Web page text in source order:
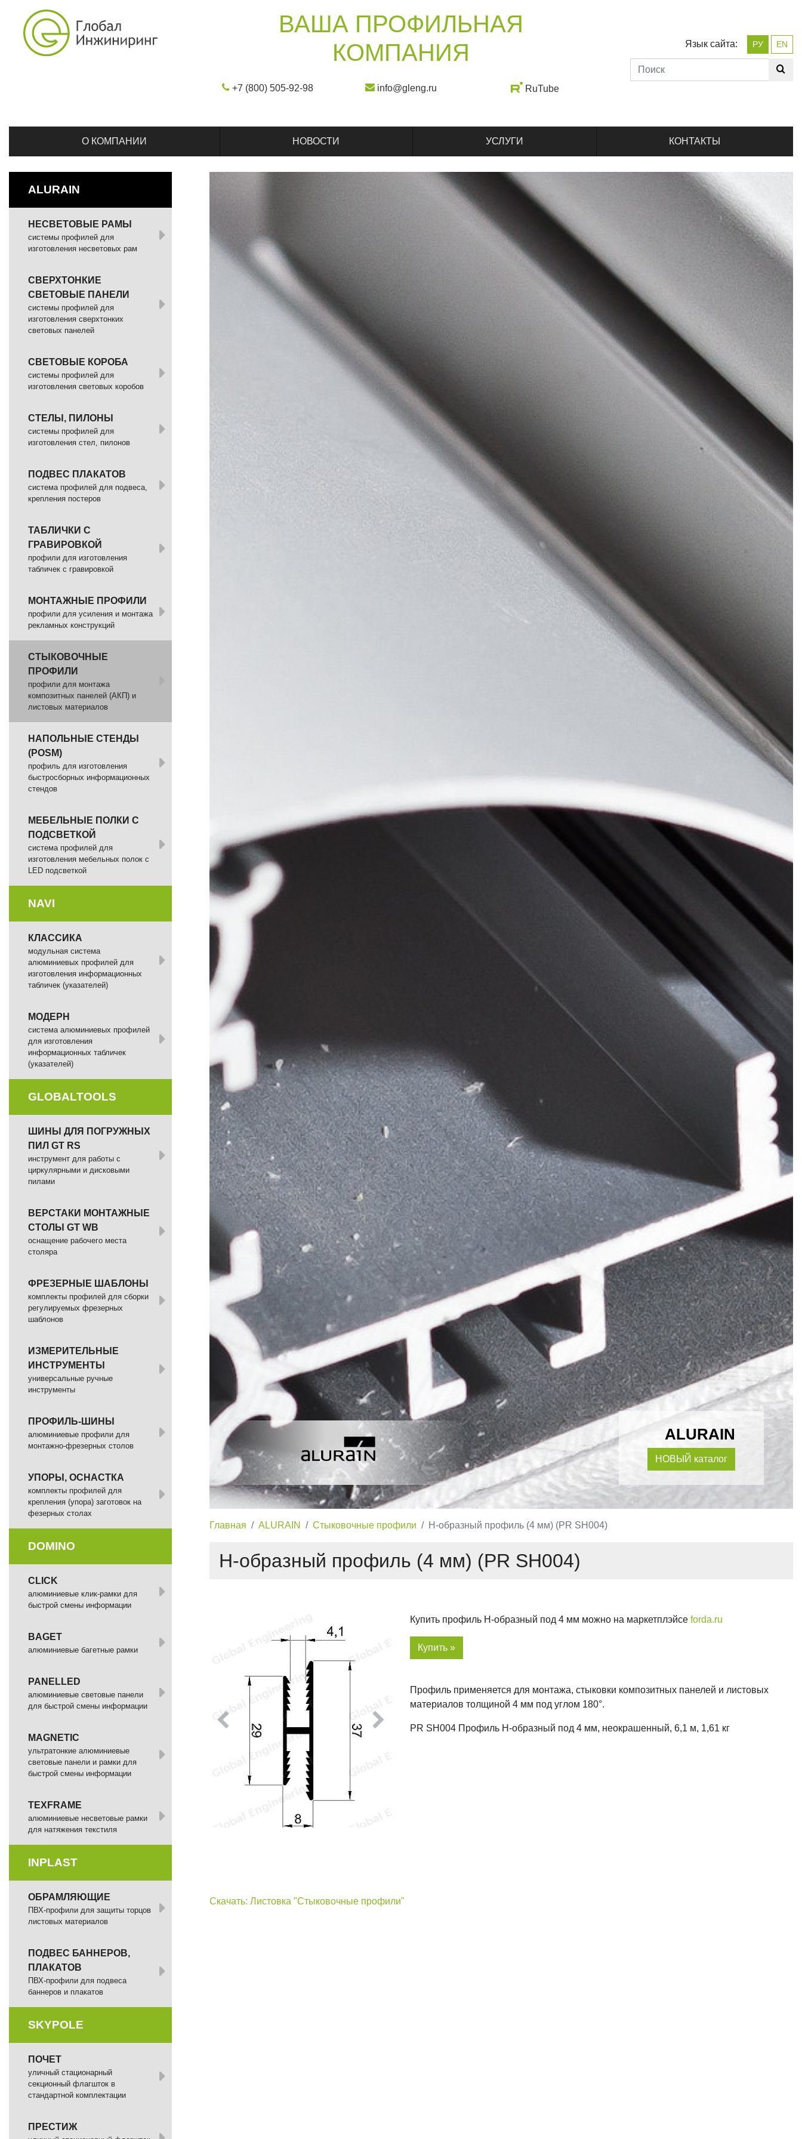
Язык сайта: РУ EN
ВАША ПРОФИЛЬНАЯ
КОМПАНИЯ
+7 (800) 505-92-98 info@gleng.ru RuTube
О КОМПАНИИ НОВОСТИ УСЛУГИ КОНТАКТЫ
ALURAIN
НОВЫЙ каталог
Главная ALURAIN Стыковочные профили H-образный профиль (4 мм) (PR SH004)
H-образный профиль (4 мм) (PR SH004)
Купить профиль H-образный под 4 мм можно на маркетплэйсе forda.ru
Купить »
Профиль применяется для монтажа, стыковки композитных панелей и листовых
материалов толщиной 4 мм под углом 180°.
PR SH004 Профиль H-образный под 4 мм, неокрашенный, 6,1 м, 1,61 кг
Скачать: Листовка "Стыковочные профили"
ALURAIN
НЕСВЕТОВЫЕ РАМЫ
системы профилей для
изготовления несветовых рам
СВЕРХТОНКИЕ
СВЕТОВЫЕ ПАНЕЛИ
системы профилей для
изготовления сверхтонких
световых панелей
СВЕТОВЫЕ КОРОБА
системы профилей для
изготовления световых коробов
СТЕЛЫ, ПИЛОНЫ
системы профилей для
изготовления стел, пилонов
ПОДВЕС ПЛАКАТОВ
система профилей для подвеса,
крепления постеров
ТАБЛИЧКИ С
ГРАВИРОВКОЙ
профили для изготовления
табличек с гравировкой
МОНТАЖНЫЕ ПРОФИЛИ
профили для усиления и монтажа
рекламных конструкций
СТЫКОВОЧНЫЕ
ПРОФИЛИ
профили для монтажа
композитных панелей (АКП) и
листовых материалов
НАПОЛЬНЫЕ СТЕНДЫ
(POSM)
профиль для изготовления
быстросборных информационных
стендов
МЕБЕЛЬНЫЕ ПОЛКИ С
ПОДСВЕТКОЙ
cистема профилей для
изготовления мебельных полок с
LED подсветкой
NAVI
КЛАССИКА
модульная система
алюминиевых профилей для
изготовления информационных
табличек (указателей)
МОДЕРН
система алюминиевых профилей
для изготовления
информационных табличек
(указателей)
GLOBALTOOLS
ШИНЫ ДЛЯ ПОГРУЖНЫХ
ПИЛ GT RS
инструмент для работы с
циркулярными и дисковыми
пилами
ВЕРСТАКИ МОНТАЖНЫЕ
СТОЛЫ GT WB
оснащение рабочего места
столяра
ФРЕЗЕРНЫЕ ШАБЛОНЫ
комплекты профилей для сборки
регулируемых фрезерных
шаблонов
ИЗМЕРИТЕЛЬНЫЕ
ИНСТРУМЕНТЫ
универсальные ручные
инструменты
ПРОФИЛЬ-ШИНЫ
алюминиевые профили для
монтажно-фрезерных столов
УПОРЫ, ОСНАСТКА
комплекты профилей для
крепления (упора) заготовок на
фезерных столах
DOMINO
СLICK
алюминиевые клик-рамки для
быстрой смены информации
BAGET
алюминиевые багетные рамки
PANELLED
алюминиевые световые панели
для быстрой смены информации
MAGNETIC
ультратонкие алюминиевые
световые панели и рамки для
быстрой смены информации
TEXFRAME
алюминиевые несветовые рамки
для натяжения текстиля
INPLAST
ОБРАМЛЯЮЩИЕ
ПВХ-профили для защиты торцов
листовых материалов
ПОДВЕС БАННЕРОВ,
ПЛАКАТОВ
ПВХ-профили для подвеса
баннеров и плакатов
SKYPOLE
ПОЧЕТ
уличный стационарный
секционный флагшток в
стандартной комплектации
ПРЕСТИЖ